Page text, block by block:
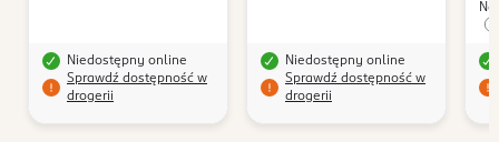
Niedostępny online
Sprawdź dostępność w
drogerii
Niedostępny online
Sprawdź dostępność w
drogerii